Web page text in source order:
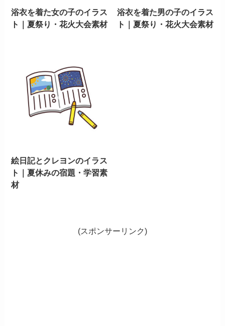
浴衣を着た女の子のイラス
ト｜夏祭り・花火大会素材
浴衣を着た男の子のイラス
ト｜夏祭り・花火大会素材
絵日記とクレヨンのイラス
ト｜夏休みの宿題・学習素
材
(スポンサーリンク)